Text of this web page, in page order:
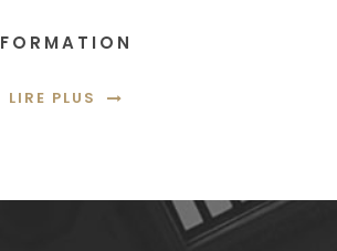
FORMATION
LIRE PLUS